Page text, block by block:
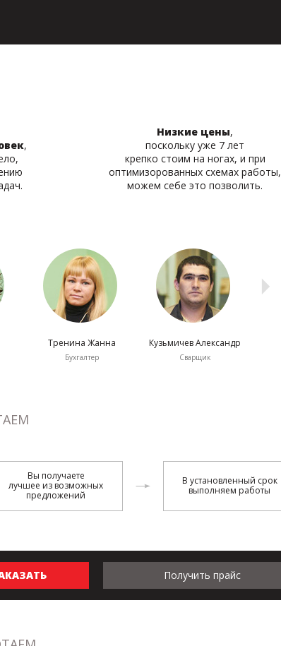
,
Низкие цены,
поскольку уже 7 лет
крепко стоим на ногах, и при
оптимизорованных схемах работы,
можем себе это позволить.
Тренина Жанна
Бухгалтер
Кузьмичев Александр
Сварщик
Вы получаете
лучшее из возможных
предложений
В установленный срок
выполняем работы
Получить прайс